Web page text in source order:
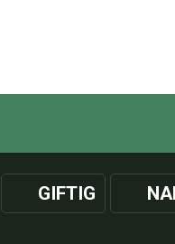
GIFTIG